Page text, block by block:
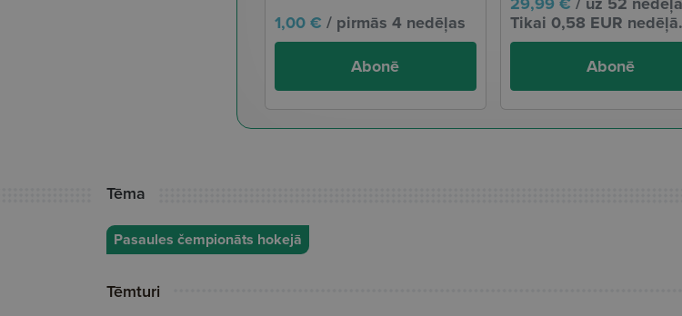
1,00 € / pirmās 4 nedēļas
Abonē
Tikai 0,58 EUR nedēļā.
Abonē
Tēma
Pasaules čempionāts hokejā
Tēmturi